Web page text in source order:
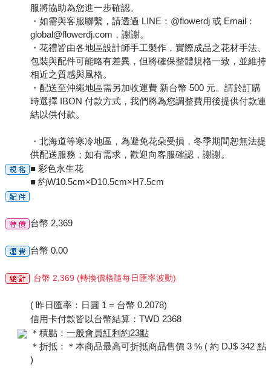
服將協助為您進一步確認。
・如需與客服聯繫，請透過 LINE：@flowerdj 或 Email：
global@flowerdj.com，謝謝。
・花禮皆由各地區設計師手工製作，實際成品之花材手法、
包裝與配件可能略有差異，但將確保整體規格一致，並維持
相近之質感與風格。
・配送至沖繩地區需另加收運費 新台幣 500 元。請於訂購
時選擇 IBON 付款方式，我們將為您調整費用後提供付款連
結以供付款。
・北海道等寒冷地區，為避免花朵受損，冬季期間恕無法提
供配送服務；如有需求，歡迎向客服確認，謝謝。
■ 彩色永生花
■ 約W10.5cm×D10.5cm×H7.5cm
台幣 2,369
台幣 0.00
台幣 2,369 (轉換價格隨每日匯率波動)
( 昨日匯率：日圓 1 = 台幣 0.2078)
信用卡付款皆以台幣結算：TWD 2368
＊積點： 一般會員紅利約23點
＊折抵：＊本商品最高可折抵商品售價 3 % ( 約 DJ$ 342 點
)